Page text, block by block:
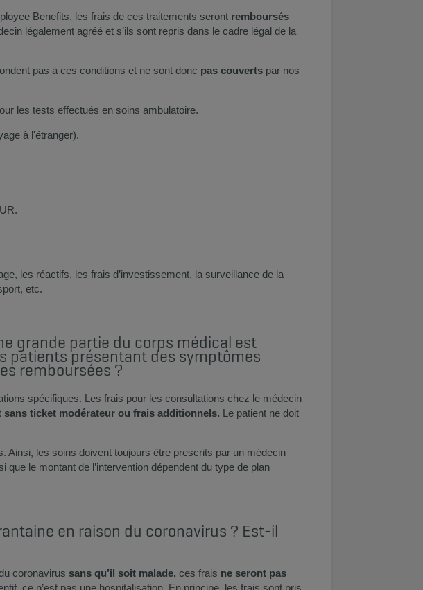
Benefits, les frais de ces traitements seront remboursés
légalement agréé et s’ils sont repris dans le cadre légal de la
pas à ces conditions et ne sont donc pas couverts par nos
les tests effectués en soins ambulatoire.
à l'étranger).
les réactifs, les frais d’investissement, la surveillance de la
etc.​
grande partie du corps médical est
patients présentant des symptômes
remboursées ?
spécifiques. Les frais pour les consultations chez le médecin
ticket modérateur ou frais additionnels. Le patient ne doit
Ainsi, les soins doivent toujours être prescrits par un médecin
le montant de l’intervention dépendent du type de plan
en raison du coronavirus ? Est-il
coronavirus sans qu’il soit malade, ces frais ne seront pas
ce n’est pas une hospitalisation. En principe, les frais sont pris